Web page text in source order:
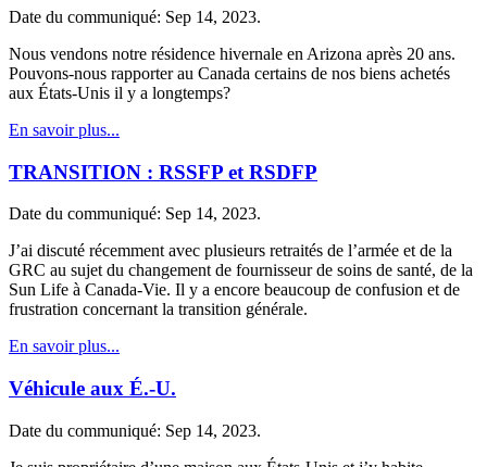
Date du communiqué: Sep 14, 2023.
Nous vendons notre résidence hivernale en Arizona après 20 ans.
Pouvons-nous rapporter au Canada certains de nos biens achetés
aux États-Unis il y a longtemps?
En savoir plus...
TRANSITION : RSSFP et RSDFP
Date du communiqué: Sep 14, 2023.
J’ai discuté récemment avec plusieurs retraités de l’armée et de la
GRC au sujet du changement de fournisseur de soins de santé, de la
Sun Life à Canada-Vie. Il y a encore beaucoup de confusion et de
frustration concernant la transition générale.
En savoir plus...
Véhicule aux É.-U.
Date du communiqué: Sep 14, 2023.